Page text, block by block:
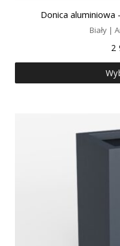
Donica
Biały |
2